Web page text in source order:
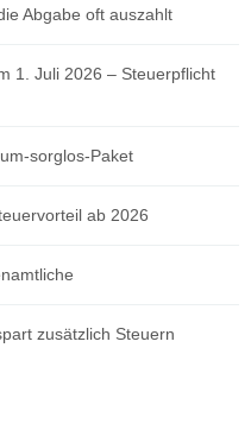
Abgabe oft auszahlt
1. Juli 2026 – Steuerpflicht
sorglos-Paket
ab 2026
zusätzlich Steuern